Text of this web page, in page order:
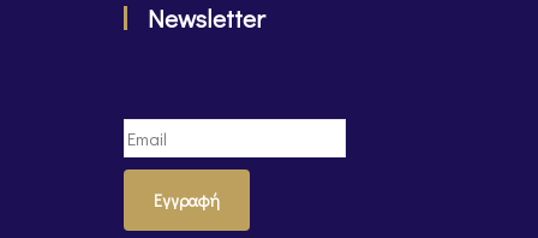
Newsletter
Εγγραφή